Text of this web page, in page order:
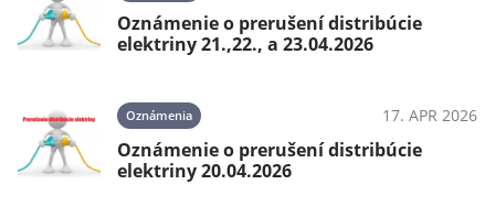
Oznámenie o prerušení distribúcie
elektriny 21.,22., a 23.04.2026
Oznámenia 17. APR 2026
Oznámenie o prerušení distribúcie
elektriny 20.04.2026